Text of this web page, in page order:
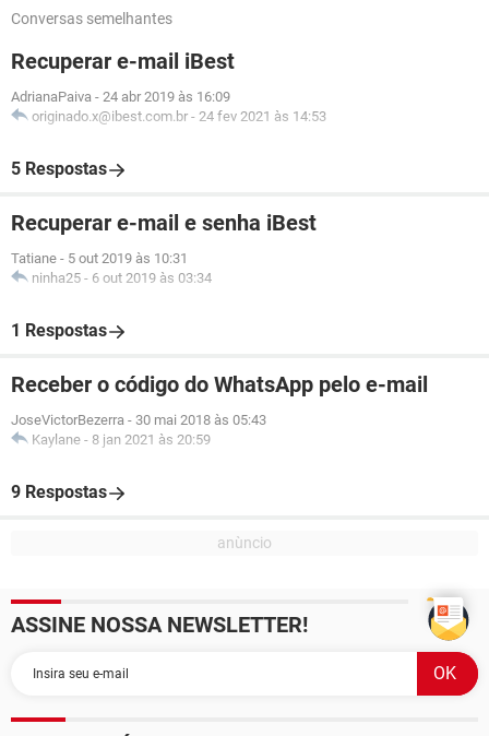
Conversas semelhantes
Recuperar e-mail iBest
AdrianaPaiva - 24 abr 2019 às 16:09
originado.x@ibest.com.br - 24 fev 2021 às 14:53
5 Respostas
Recuperar e-mail e senha iBest
Tatiane - 5 out 2019 às 10:31
ninha25 - 6 out 2019 às 03:34
1 Respostas
Receber o código do WhatsApp pelo e-mail
JoseVictorBezerra - 30 mai 2018 às 05:43
Kaylane - 8 jan 2021 às 20:59
9 Respostas
ASSINE NOSSA NEWSLETTER!